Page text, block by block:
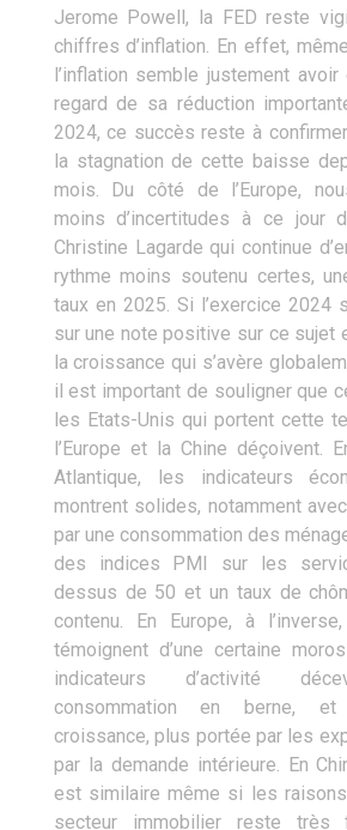
Jerome Powell, la FED reste
chiffres d’inflation. En effet,
l’inflation semble justement
regard de sa réduction
2024, ce succès reste à
la stagnation de cette baisse
mois. Du côté de l’Europe,
moins d’incertitudes à ce jour
Christine Lagarde qui continue
rythme moins soutenu certes,
taux en 2025. Si l’exercice 2024
sur une note positive sur ce sujet
la croissance qui s’avère
il est important de souligner que
les Etats-Unis qui portent cette
l’Europe et la Chine déçoivent.
Atlantique, les indicateurs
montrent solides, notamment
par une consommation des
des indices PMI sur les
dessus de 50 et un taux de
contenu. En Europe, à
témoignent d’une certaine
indicateurs d’activité
consommation en berne,
croissance, plus portée par les
par la demande intérieure. En
est similaire même si les
secteur immobilier reste